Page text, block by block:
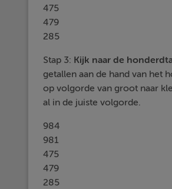
475
479
285
Stap 3: Kijk naar de
getallen aan de hand van het
op volgorde van groot naar
al in de juiste volgorde.
984
981
475
479
285